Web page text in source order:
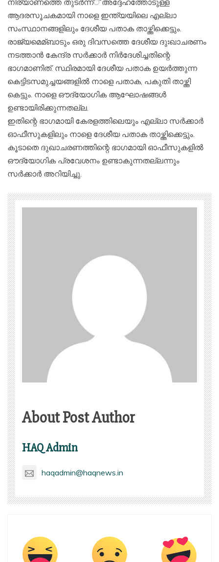
ആദരസൂചകമായി നാളെ ഇന്ത്യയിലെ എല്ലാ
സംസ്ഥാനങ്ങളിലും ദേശീയ പതാക താഴ്ത്തിക്കെട്ടും.
രാജ്യമെമ്ബാടും ഒരു ദിവസത്തെ ദേശീയ ദുഃഖാചരണം
നടത്താന്‍ കേന്ദ്ര സര്‍ക്കാര്‍ നിര്‍ദേശിച്ചതിന്റെ
ഭാഗമാണിത്. സ്ഥിരമായി ദേശീയ പതാക ഉയര്‍ത്തുന്ന
കെട്ടിടസമുച്ചയങ്ങളില്‍ നാളെ പതാക, പകുതി താഴ്ത്തി
കെട്ടും. നാളെ ഔദ്യോഗിക ആഘോഷങ്ങള്‍
ഉണ്ടായിരിക്കുന്നതല്ല.
ഇതിന്റെ ഭാഗമായി കേരളത്തിലെയും എല്ലാ സര്‍ക്കാര്‍
ഓഫീസുകളിലും നാളെ ദേശീയ പതാക താഴ്ത്തിക്കെട്ടും.
കൂടാതെ ദുഖാചരണത്തിന്റെ ഭാഗമായി ഓഫീസുകളില്‍
ഔദ്യോഗിക പ്രവേശനം ഉണ്ടാകുന്നതല്ലന്നും
സര്‍ക്കാര്‍ അറിയിച്ചു.
About Post Author
HAQ Admin
haqadmin@haqnews.in